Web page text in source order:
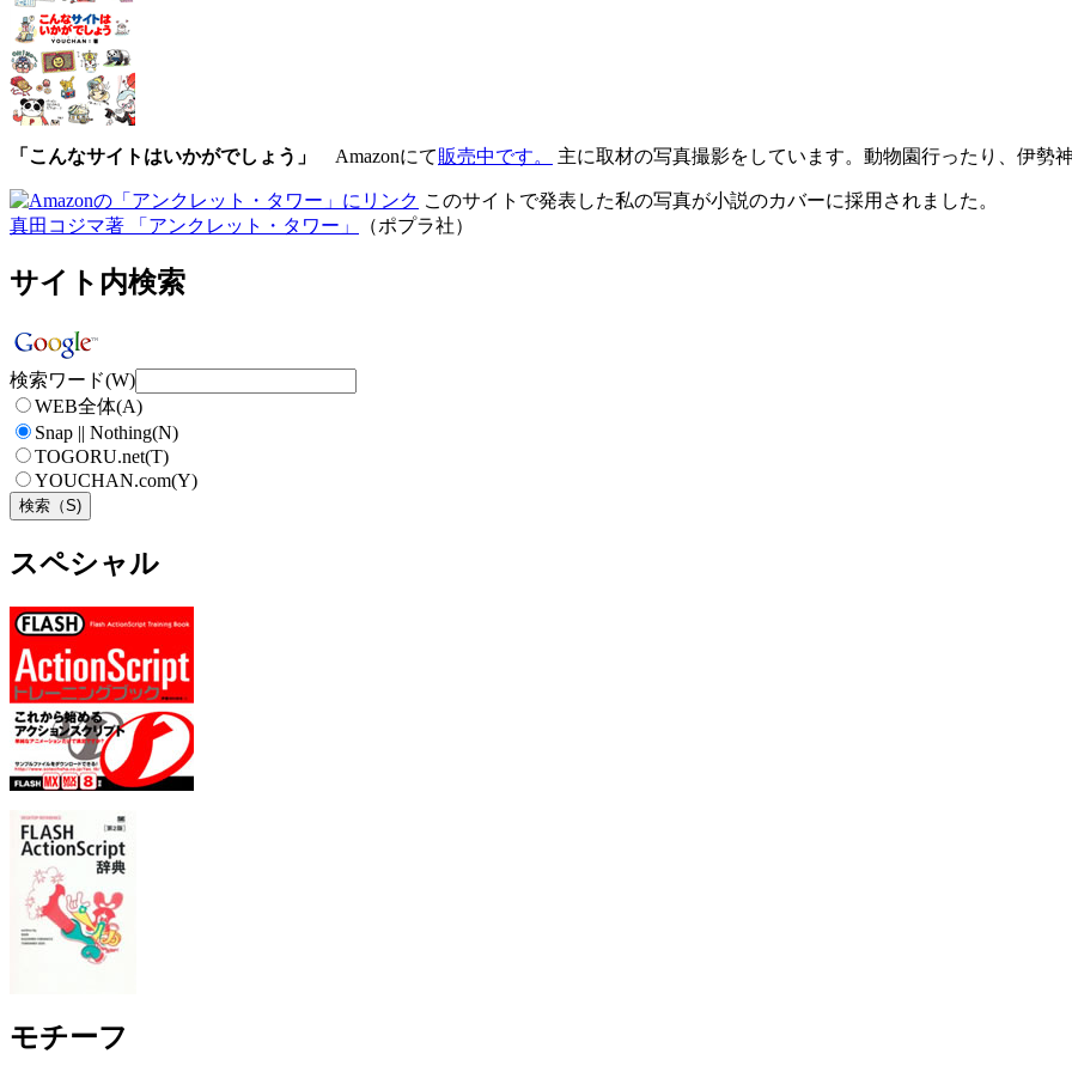
「こんなサイトはいかがでしょう」 Amazonにて販売中です。 主に取材の写真撮影をしています。動物園行ったり、伊勢神
このサイトで発表した私の写真が小説のカバーに採用されました。
真田コジマ著 「アンクレット・タワー」
（ポプラ社）
サイト内検索
検索ワード(W)
WEB全体(A)
Snap || Nothing(N)
TOGORU.net(T)
YOUCHAN.com(Y)
スペシャル
モチーフ